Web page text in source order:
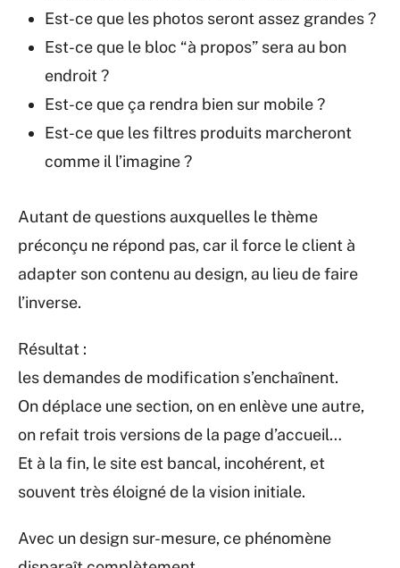
Est-ce que les photos seront assez grandes ?
Est-ce que le bloc “à propos” sera au bon
endroit ?
Est-ce que ça rendra bien sur mobile ?
Est-ce que les filtres produits marcheront
comme il l’imagine ?
Autant de questions auxquelles le thème
préconçu ne répond pas, car il force le client à
adapter son contenu au design, au lieu de faire
l’inverse.
Résultat :
les demandes de modification s’enchaînent.
On déplace une section, on en enlève une autre,
on refait trois versions de la page d’accueil…
Et à la fin, le site est bancal, incohérent, et
souvent très éloigné de la vision initiale.
Avec un design sur-mesure, ce phénomène